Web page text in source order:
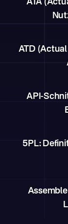
ATA
ATD
API-
5PL: